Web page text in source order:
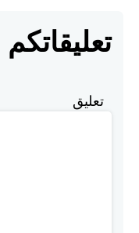
تعليقاتكم
تعليق